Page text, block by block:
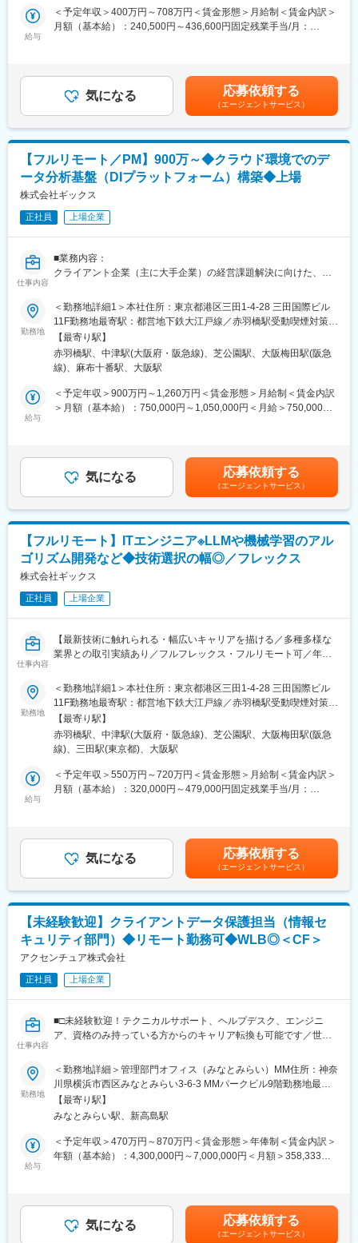
■「分析」にとどまらず「実行と成果」まで伴走。社会課題解決に
いを導き出し、仮説構築から現場での施策実行までを一気通貫で
伴走支援します。実際に、多くのコンサルティングファーム出身
者が「実行まで伴走できる仕事のやりがい」に惹かれて同社を選
んでおり、目に見える事業成果創出に直接コミットできます。
変更の範囲：会社の定める業務
きるパートナーとなるべく、ヒューマンキャピタル分野における
知見とノウハウを蓄積していき、価値を提供する仕事です。
度が大きく、将来の幹部候補としての採用を検討する企業も多い
です。
その為ただ数字を追うのではなく、本当に企業にとって意味のあ
・ブランディング・セミナー・広報などあらゆる手法を駆使して
伴走するため、コンサルティングの立場で企業課題に貢献できま
す。
■社風について：
年齢・年次に関係なく、自由に意見を言い合えるフラットな社風
です。
週に一度、上司との面談（1on1）を実施しており、フィードバッ
クや業務に関する相談がしやすいです。
半期ごとに年二回振り返りを実施しています。市場価値ベースの
評価制度を設けており、ご経験次第で新卒入社2,3年目で事業部長
やマネジャーとして活躍する社員や、ご自身のアイデアを元に新
規事業を立ち上げ責任者として活躍する社員もいます。
「人の可能性を引き出し 才能を最適に配置することで 新産業
を創出する」をミッションとして掲げ、世の中の新しい産業やイ
り、確立された独自のブランドを有しています。
95%以上という高いリピート率が示すように、営業活動を同じ世
界観を共有できるお客様のみに限定することで、深い信頼関係を
築き、長期間に渡るコミュニケーションに取り組むことで、高い
貢献度合いを実現しています。
変更の範囲：会社の定める業務
給与
＜予定年収＞400万円～708万円＜賃金形態＞月給制＜賃金内訳＞
月額（基本給）：240,500円～436,600円固定残業手当/月：
給与詳細は経験・能力・前職給与等を踏まえて決定賃金はあくま
でも目安の金額であり、選考を通じて上下する可能性がありま
す。月給(月額)は固定手当を含めた表記です。
気になる 応募依頼する
（エージェントサービス）
【フルリモート／PM】900万～◆クラウド環境でのデ
ータ分析基盤（DIプラットフォーム）構築◆上場
株式会社ギックス
正社員 上場企業
仕事内容
■業務内容：
クライアント企業（主に大手企業）の経営課題解決に向けた、ク
プロジェクトのマネジメント業務
単に言われたものを開発するのではなく、顧客と業務面について
深く対話しながら、日々の業務に組み込めるより良いデータ基盤
を共に作り上げる推進業務
■詳細：
・プロジェクト管理全般 : プロジェクトの計画立案、進捗管理、
予算管理、品質管理を行い、プロジェクトを牽引する。
・業務理解に基づいた提案 : 単なるシステム要件のヒアリングに
とどまらず、クライアントの業務課題を理解した上でデータ分析
ーのマネジメントを行う。
・リスクと課題の解決 : プロジェクト進行中に発生するリスクや
課題を抽出し、整理した上で、プロジェクトを円滑に進めるため
の迅速な対応策の実行とリスクマネジメントを行う。
・既存案件の拡大・提案 : 進行中のプロジェクトから見出された
次フェーズへの展開や追加開発など、既存案件の延長線上にある
新規契約の提案と獲得を行う。
・データインフォームドの実現支援 : アナリティクスと機械学習
を用いて自動で回る仕組みを作り上げ、クライアントの判断
（Data-Informed）を高度化するためのデリバリー管理を行う
■業務の魅力／面白さ
・「言われたものを作るだけ」ではない、顧客との共創プロセス
・データと戦略コンサルティングの融合による、経営課題へのア
プローチ
作って終わりではなく、実務の中で磨き上げる仕組みづくり
・フルリモート・フルフレックスのため、自由で裁量ある働き方
が可能
変更の範囲：会社の定める業務
勤務地
＜勤務地詳細1＞本社住所：東京都港区三田1-4-28 三田国際ビル
11F勤務地最寄駅：都営地下鉄大江戸線／赤羽橋駅受動喫煙対策：
屋内全面禁煙＜勤務地詳細2＞大阪オフィス住所：大阪府大阪市北
区大深町6番38号 グラングリーン大阪 北館 JAM BASE 4階
JAM-STUDIO 404号室勤務地最寄駅：JR線／大阪駅受動喫煙対
ーク含む）
【最寄り駅】
赤羽橋駅、中津駅(大阪府・阪急線)、芝公園駅、大阪梅田駅(阪急
線)、麻布十番駅、大阪駅
給与
＜予定年収＞900万円～1,260万円＜賃金形態＞月給制＜賃金内訳
＞月額（基本給）：750,000円～1,050,000円＜月給＞750,000円
下する可能性があります。月給(月額)は固定手当を含めた表記で
す。
気になる 応募依頼する
（エージェントサービス）
【フルリモート】ITエンジニア※LLMや機械学習のアル
ゴリズム開発など◆技術選択の幅◎／フレックス
株式会社ギックス
正社員 上場企業
仕事内容
【最新技術に触れられる・幅広いキャリアを描ける／多種多様な
業界との取引実績あり／フルフレックス・フルリモート可／年休
■業務内容：
クライアント企業と連携しながら、業務課題を構造的に整理し、
「AI-informed」の考え方をベースにソリューションを設計、実装
します。
■具体的な業務内容：
・LLMや機械学習のアルゴリズム開発や実装、チューニング、精
・テーブル設計
・データ加工ロジックの実装
◇Google Cloud Platform：Kubernetes Engine、BigQuery、
Cloud Dataflow、Cloud Composer、Cloud Runなど
◇Microsoft Azure：Synapse Analytics、Data Factory、
Databricksなど
◇Amazon Web Services：Fargate、Redshift、Batchなど
■業務の魅力・面白さ：
◇最新の技術を用いる機会が多く、技術選択の幅も広いです。
◇取組自体がチャレンジングなため、職階に関わらず、新しいア
イデアの提案が求められる環境です。
環境です。
◇職階・職能にとらわれる必要が無く、キャリア選択の自由度が
高い（成長速度も速い）です。
◇幅広い案件に携わることができ、自身の知識やスキルの幅を広
◇将来的には、プロジェクトマネージャー、テックリード、自社
プロダクトの開発エンジニア等幅広いキャリアを描くことが可能
変更の範囲：会社の定める業務
勤務地
＜勤務地詳細1＞本社住所：東京都港区三田1-4-28 三田国際ビル
11F勤務地最寄駅：都営地下鉄大江戸線／赤羽橋駅受動喫煙対策：
敷地内喫煙可能場所あり＜勤務地詳細2＞大阪オフィス住所：大阪
府大阪市北区大深町6番38号 グラングリーン大阪 北館 JAM
BASE 4階 JAM-STUDIO 404号室勤務地最寄駅：JR線／大阪駅受
業所（リモートワーク含む）
【最寄り駅】
赤羽橋駅、中津駅(大阪府・阪急線)、芝公園駅、大阪梅田駅(阪急
線)、三田駅(東京都)、大阪駅
給与
＜予定年収＞550万円～720万円＜賃金形態＞月給制＜賃金内訳＞
月額（基本給）：320,000円～479,000円固定残業手当/月：
経験・能力・スキル等を考慮し、弊社規定により決定いたしま
す。賃金はあくまでも目安の金額であり、選考を通じて上下する
可能性があります。月給(月額)は固定手当を含めた表記です。
気になる 応募依頼する
（エージェントサービス）
【未経験歓迎】クライアントデータ保護担当（情報セ
キュリティ部門）◆リモート勤務可◆WLB◎＜CF＞
アクセンチュア株式会社
正社員 上場企業
仕事内容
■□未経験歓迎！テクニカルサポート、ヘルプデスク、エンジニ
ア、資格のみ持っている方からのキャリア転換も可能です／世界
ャリアカウンセラー制度で長期キャリア形成が可能／若手～ベテ
ラン層まで幅広く活躍中□■
【担当業務】
アクセンチュア、クライアント、およびクライアントのクライア
ントに対するビジネスリスクを軽減するために、顧客情報の保護
管理と基準を評価および確立する重要な役割です。主に現場の情
＜業務詳細＞
・情報セキュリティリスク管理策の実施状況の評価（監査）
勤務地
＜勤務地詳細＞管理部門オフィス（みなとみらい）MM住所：神奈
川県横浜市西区みなとみらい3-6-3 MMパークビル9階勤務地最寄
駅：みなとみらい線／みなとみらい駅受動喫煙対策：屋内全面禁
煙変更の範囲：会社の定める事業所（リモートワーク含む）
【最寄り駅】
みなとみらい駅、新高島駅
給与
＜予定年収＞470万円～870万円＜賃金形態＞年俸制＜賃金内訳＞
年額（基本給）：4,300,000円～7,000,000円＜月額＞358,333円
通じて上下する可能性があります。月給(月額)は固定手当を含めた
表記です。気になる 応募依頼する
（エージェントサービス）